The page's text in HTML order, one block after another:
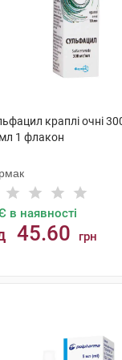
краплі очні
1 флакон
в наявності
45.60 грн